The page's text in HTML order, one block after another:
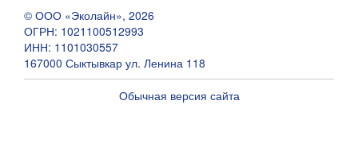
© ООО «Эколайн», 2026
ОГРН: 1021100512993
ИНН: 1101030557
167000 Сыктывкар ул. Ленина 118
Обычная версия сайта